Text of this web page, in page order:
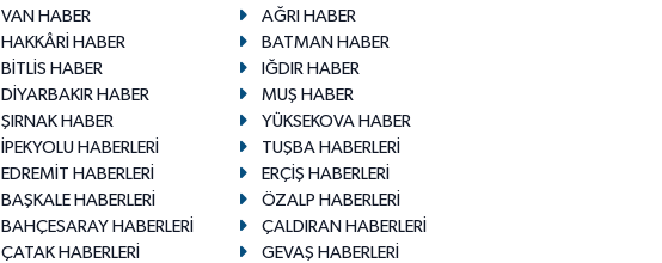
VAN HABER
AĞRI HABER
HAKKÂRİ HABER
BATMAN HABER
BİTLİS HABER
IĞDIR HABER
DİYARBAKIR HABER
MUŞ HABER
ŞIRNAK HABER
YÜKSEKOVA HABER
İPEKYOLU HABERLERİ
TUŞBA HABERLERİ
EDREMİT HABERLERİ
ERÇİŞ HABERLERİ
BAŞKALE HABERLERİ
ÖZALP HABERLERİ
BAHÇESARAY HABERLERİ
ÇALDIRAN HABERLERİ
ÇATAK HABERLERİ
GEVAŞ HABERLERİ